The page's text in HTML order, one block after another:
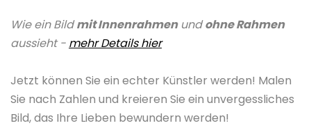
Wie ein Bildmit Innenrahmenundohne Rahmen
aussieht - mehr Details hier
Jetzt können Sie ein echter Künstler werden! Malen
Sie nach Zahlen und kreieren Sie ein unvergessliches
Bild, das Ihre Lieben bewundern werden!
Produktbewertung
ist
von
5
Sternen.